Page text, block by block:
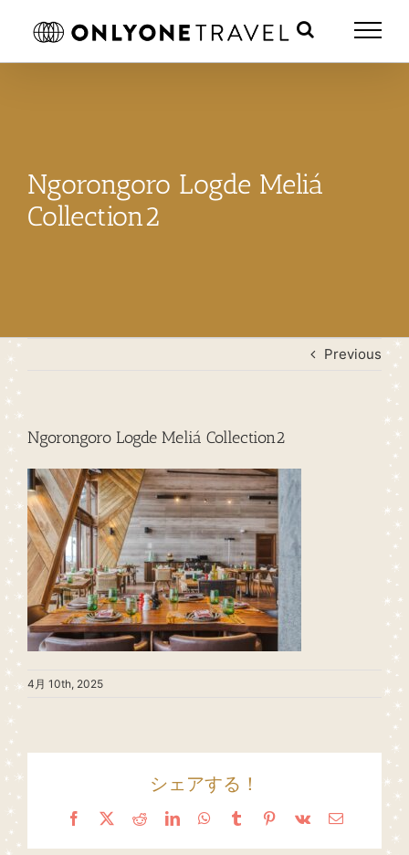
Ngorongoro Logde Meliá
Collection2
Previous
Ngorongoro Logde Meliá Collection2
4月 10th, 2025
シェアする！
Facebook
X RedditLinkedInWhatsApp
TumblrPinterest
Vk Email